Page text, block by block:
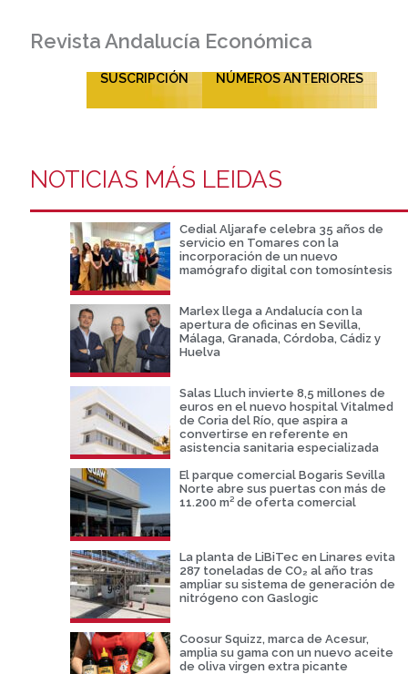
Revista Andalucía Económica
SUSCRIPCIÓN NÚMEROS ANTERIORES
NOTICIAS MÁS LEIDAS
Cedial Aljarafe celebra 35 años de
servicio en Tomares con la
incorporación de un nuevo
mamógrafo digital con tomosíntesis
Marlex llega a Andalucía con la
apertura de oficinas en Sevilla,
Málaga, Granada, Córdoba, Cádiz y
Huelva
Salas Lluch invierte 8,5 millones de
euros en el nuevo hospital Vitalmed
de Coria del Río, que aspira a
convertirse en referente en
asistencia sanitaria especializada
El parque comercial Bogaris Sevilla
Norte abre sus puertas con más de
11.200 m² de oferta comercial
La planta de LiBiTec en Linares evita
287 toneladas de CO₂ al año tras
ampliar su sistema de generación de
nitrógeno con Gaslogic
Coosur Squizz, marca de Acesur,
amplia su gama con un nuevo aceite
de oliva virgen extra picante